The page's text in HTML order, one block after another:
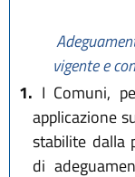
vigente e
1. I Comuni,
applicazione
stabilite dalla
di